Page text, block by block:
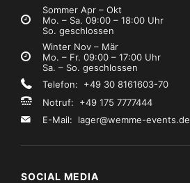
Sommer Apr – Okt
Mo. – Sa. 09:00 – 18:00 Uhr
So. geschlossen
Winter Nov – Mär
Mo. – Fr. 09:00 – 17:00 Uhr
Sa. – So. geschlossen
Telefon: +49 30 8161603-70
Notruf: +49 175 7777444
E-Mail: lager@wemme-events.de
SOCIAL MEDIA